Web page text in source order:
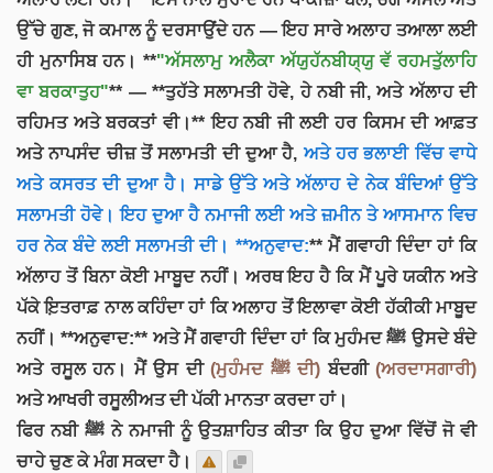
ਉੱਚੇ ਗੁਣ, ਜੋ ਕਮਾਲ ਨੂੰ ਦਰਸਾਉਂਦੇ ਹਨ — ਇਹ ਸਾਰੇ ਅਲਾਹ ਤਆਲਾ ਲਈ
ਹੀ ਮੁਨਾਸਿਬ ਹਨ। **"ਅੱਸਲਾਮੁ ਅਲੈਕਾ ਅੱਯੁਹੱਨਬੀਯ੍ਯੁ ਵੱ ਰਹਮਤੁੱਲਾਹਿ
ਵਾ ਬਰਕਾਤੁਹ"** — **ਤੁਹੱਤੇ ਸਲਾਮਤੀ ਹੋਵੇ, ਹੇ ਨਬੀ ਜੀ, ਅਤੇ ਅੱਲਾਹ ਦੀ
ਰਹਿਮਤ ਅਤੇ ਬਰਕਤਾਂ ਵੀ।** ਇਹ ਨਬੀ ਜੀ ਲਈ ਹਰ ਕਿਸਮ ਦੀ ਆਫ਼ਤ
ਅਤੇ ਨਾਪਸੰਦ ਚੀਜ਼ ਤੋਂ ਸਲਾਮਤੀ ਦੀ ਦੁਆ ਹੈ, ਅਤੇ ਹਰ ਭਲਾਈ ਵਿੱਚ ਵਾਧੇ
ਅਤੇ ਕਸਰਤ ਦੀ ਦੁਆ ਹੈ। ਸਾਡੇ ਉੱਤੇ ਅਤੇ ਅੱਲਾਹ ਦੇ ਨੇਕ ਬੰਦਿਆਂ ਉੱਤੇ
ਸਲਾਮਤੀ ਹੋਵੇ। ਇਹ ਦੁਆ ਹੈ ਨਮਾਜੀ ਲਈ ਅਤੇ ਜ਼ਮੀਨ ਤੇ ਆਸਮਾਨ ਵਿਚ
ਹਰ ਨੇਕ ਬੰਦੇ ਲਈ ਸਲਾਮਤੀ ਦੀ। **ਅਨੁਵਾਦ:** ਮੈਂ ਗਵਾਹੀ ਦਿੰਦਾ ਹਾਂ ਕਿ
ਅੱਲਾਹ ਤੋਂ ਬਿਨਾ ਕੋਈ ਮਾਬੂਦ ਨਹੀਂ। ਅਰਥ ਇਹ ਹੈ ਕਿ ਮੈਂ ਪੂਰੇ ਯਕੀਨ ਅਤੇ
ਪੱਕੇ ਇ਼ਤਰਾਫ਼ ਨਾਲ ਕਹਿੰਦਾ ਹਾਂ ਕਿ ਅਲਾਹ ਤੋਂ ਇਲਾਵਾ ਕੋਈ ਹੱਕੀਕੀ ਮਾਬੂਦ
ਨਹੀਂ। **ਅਨੁਵਾਦ:** ਅਤੇ ਮੈਂ ਗਵਾਹੀ ਦਿੰਦਾ ਹਾਂ ਕਿ ਮੁਹੰਮਦ ﷺ ਉਸਦੇ ਬੰਦੇ
ਅਤੇ ਰਸੂਲ ਹਨ। ਮੈਂ ਉਸ ਦੀ
(ਮੁਹੰਮਦ ﷺ ਦੀ) ਬੰਦਗੀ (ਅਰਦਾਸਗਾਰੀ)
ਅਤੇ ਆਖਰੀ ਰਸੂਲੀਅਤ ਦੀ ਪੱਕੀ ਮਾਨਤਾ ਕਰਦਾ ਹਾਂ।
ਫਿਰ ਨਬੀ ﷺ ਨੇ ਨਮਾਜੀ ਨੂੰ ਉਤਸ਼ਾਹਿਤ ਕੀਤਾ ਕਿ ਉਹ ਦੁਆ ਵਿੱਚੋਂ ਜੋ ਵੀ
ਚਾਹੇ ਚੁਣ ਕੇ ਮੰਗ ਸਕਦਾ ਹੈ।